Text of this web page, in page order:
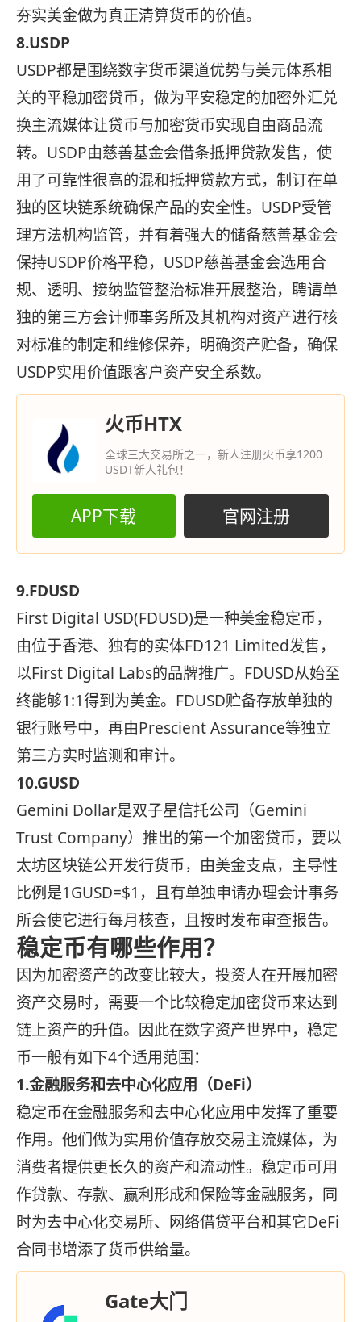
夯实美金做为真正清算货币的价值。
8.USDP
USDP都是围绕数字货币渠道优势与美元体系相
关的平稳加密贷币，做为平安稳定的加密外汇兑
换主流媒体让贷币与加密货币实现自由商品流
转。USDP由慈善基金会借条抵押贷款发售，使
用了可靠性很高的混和抵押贷款方式，制订在单
独的区块链系统确保产品的安全性。USDP受管
理方法机构监管，并有着强大的储备慈善基金会
保持USDP价格平稳，USDP慈善基金会选用合
规、透明、接纳监管整治标准开展整治，聘请单
独的第三方会计师事务所及其机构对资产进行核
对标准的制定和维修保养，明确资产贮备，确保
USDP实用价值跟客户资产安全系数。
火币HTX
全球三大交易所之一，新人注册火币享1200
USDT新人礼包！
APP下载 官网注册
9.FDUSD
First Digital USD(FDUSD)是一种美金稳定币，
由位于香港、独有的实体FD121 Limited发售，
以First Digital Labs的品牌推广。FDUSD从始至
终能够1:1得到为美金。FDUSD贮备存放单独的
银行账号中，再由Prescient Assurance等独立
第三方实时监测和审计。
10.GUSD
Gemini Dollar是双子星信托公司（Gemini
Trust Company）推出的第一个加密贷币，要以
太坊区块链公开发行货币，由美金支点，主导性
比例是1GUSD=$1，且有单独申请办理会计事务
所会使它进行每月核查，且按时发布审查报告。
稳定币有哪些作用？
因为加密资产的改变比较大，投资人在开展加密
资产交易时，需要一个比较稳定加密贷币来达到
链上资产的升值。因此在数字资产世界中，稳定
币一般有如下4个适用范围：
1.金融服务和去中心化应用（DeFi）
稳定币在金融服务和去中心化应用中发挥了重要
作用。他们做为实用价值存放交易主流媒体，为
消费者提供更长久的资产和流动性。稳定币可用
作贷款、存款、赢利形成和保险等金融服务，同
时为去中心化交易所、网络借贷平台和其它DeFi
合同书增添了货币供给量。
Gate大门